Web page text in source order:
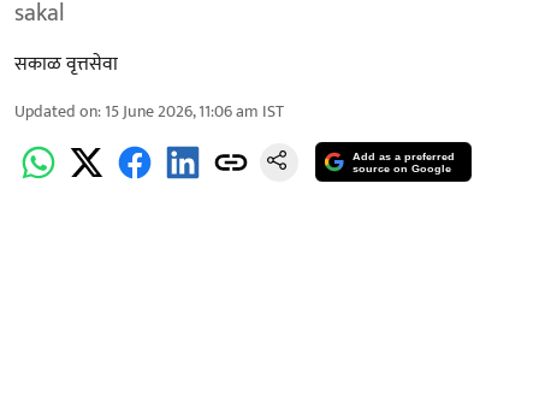
sakal
सकाळ वृत्तसेवा
Updated on:15 June 2026, 11:06 am IST
Add as a preferred
source on Google